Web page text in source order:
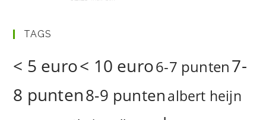
TAGS
< 5 euro< 10 euro6-7 punten7-
8 punten8-9 puntenalbert heijn